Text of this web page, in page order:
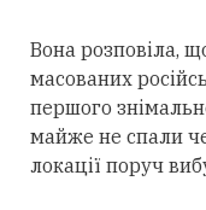
Вона розповіла,
масованих
першого
майже не спали
локації поруч